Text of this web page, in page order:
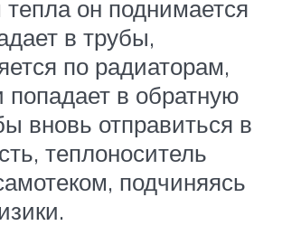
он поднимается
в трубы,
по радиаторам,
попадает в обратную
вновь отправиться в
теплоноситель
подчиняясь